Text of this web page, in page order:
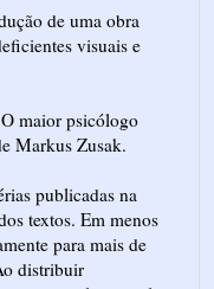
de uma obra
visuais e
maior psicólogo
Markus Zusak.
publicadas na
textos. Em menos
para mais de
distribuir